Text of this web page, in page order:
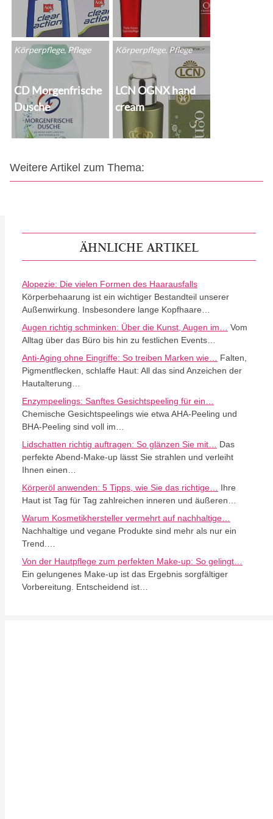
Körperpflege, Pflege
CD Morgenfrische
Dusche
Körperpflege, Pflege
LCN OGNX hand
cream
Weitere Artikel zum Thema:
ÄHNLICHE ARTIKEL
Alopezie: Die vielen Formen des Haarausfalls
Körperbehaarung ist ein wichtiger Bestandteil unserer
Außenwirkung. Insbesondere lange Kopfhaare…
Augen richtig schminken: Über die Kunst, Augen im…
Vom
Alltag über das Büro bis hin zu festlichen Events…
Anti-Aging ohne Eingriffe: So treiben Marken wie…
Falten,
Pigmentflecken, schlaffe Haut: All das sind Anzeichen der
Hautalterung…
Enzympeelings: Sanftes Gesichtspeeling für ein…
Chemische Gesichtspeelings wie etwa AHA-Peeling und
BHA-Peeling sind voll im…
Lidschatten richtig auftragen: So glänzen Sie mit…
Das
perfekte Abend-Make-up lässt Sie strahlen und verleiht
Ihnen einen…
Körperöl anwenden: 5 Tipps, wie Sie das richtige…
Ihre
Haut ist Tag für Tag zahlreichen inneren und äußeren…
Warum Kosmetikhersteller vermehrt auf nachhaltige…
Nachhaltige und vegane Produkte sind mehr als nur ein
Trend.…
Von der Hautpflege zum perfekten Make-up: So gelingt…
Ein gelungenes Make-up ist das Ergebnis sorgfältiger
Vorbereitung. Entscheidend ist…